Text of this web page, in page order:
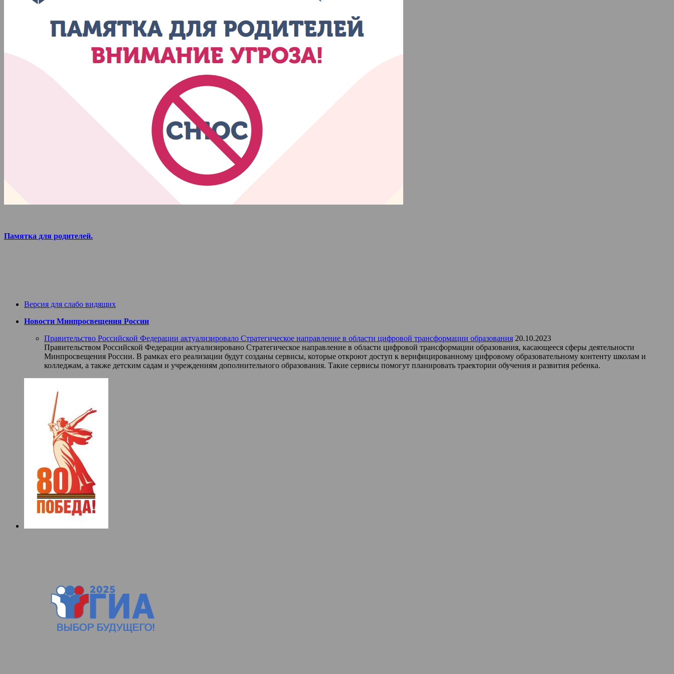
Памятка для родителей.
Версия для слабо видящих
Новости Минпросвещения России
Правительство Российской Федерации актуализировало Стратегическое направление в области цифровой трансформации образования 20.10.2023
Правительством Российской Федерации актуализировано Стратегическое направление в области цифровой трансформации образования, касающееся сферы деятельности
Минпросвещения России. В рамках его реализации будут созданы сервисы, которые откроют доступ к верифицированному цифровому образовательному контенту школам и
колледжам, а также детским садам и учреждениям дополнительного образования. Такие сервисы помогут планировать траектории обучения и развития ребенка.